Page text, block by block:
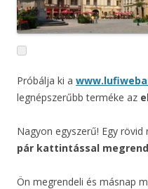
Próbálja ki a
legnépszerűbb terméke az
Nagyon egyszerű! Egy rövid
pár kattintással
Ön megrendeli és másnap